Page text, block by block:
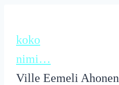
koko
nimi…
Ville Eemeli Ahonen